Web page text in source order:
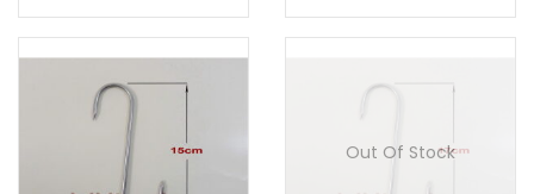
Out Of Stock